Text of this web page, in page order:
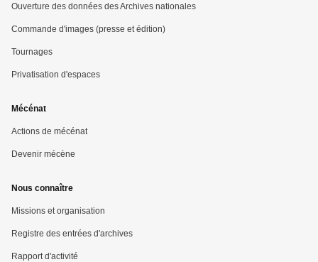
Ouverture des données des Archives nationales
Commande d'images (presse et édition)
Tournages
Privatisation d'espaces
Mécénat
Actions de mécénat
Devenir mécène
Nous connaître
Missions et organisation
Registre des entrées d'archives
Rapport d'activité